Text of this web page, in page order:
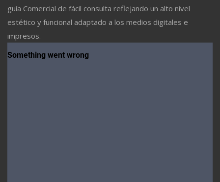
guía Comercial de fácil consulta reflejando un alto nivel
estético y funcional adaptado a los medios digitales e
impresos.